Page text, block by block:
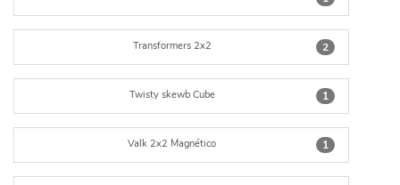
2
Transformers 2x2
1
Twisty skewb Cube
1
Valk 2x2 Magnético